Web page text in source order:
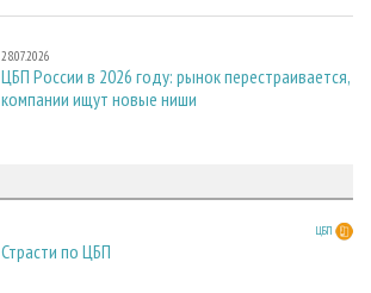
28.07.2026
ЦБП России в 2026 году: рынок перестраивается,
компании ищут новые ниши
ЦБП
Страсти по ЦБП